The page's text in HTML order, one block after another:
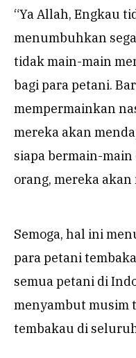
“Ya Allah, Engkau
menumbuhkan
tidak main-main
bagi para petani.
mempermainkan
mereka akan
siapa bermain-
orang, mereka akan
Semoga, hal ini
para petani
semua petani di
menyambut musim
tembakau di